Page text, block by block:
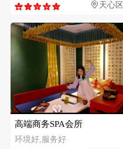
天心区
高端商务SPA会所
环境好,服务好